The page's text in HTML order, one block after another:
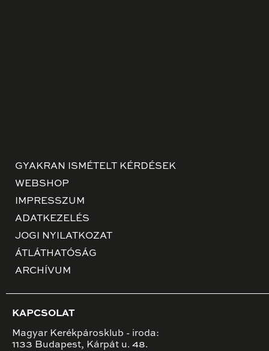
GYAKRAN ISMÉTELT KÉRDÉSEK
WEBSHOP
IMPRESSZUM
ADATKEZELÉS
JOGI NYILATKOZAT
ÁTLÁTHATÓSÁG
ARCHÍVUM
KAPCSOLAT
Magyar Kerékpárosklub - iroda:
1133 Budapest, Kárpát u. 48.